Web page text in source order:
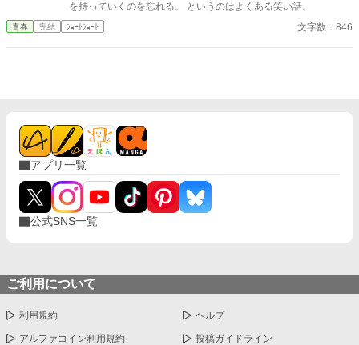
を持っていくのを忘れる。 というのはよくある笑い話。
青春 完結 ｼｮｰﾄｼｮｰﾄ 文字数：846
アプリ一覧
公式SNS一覧
ご利用について
利用規約 ヘルプ
アルファコイン利用規約 投稿ガイドライン